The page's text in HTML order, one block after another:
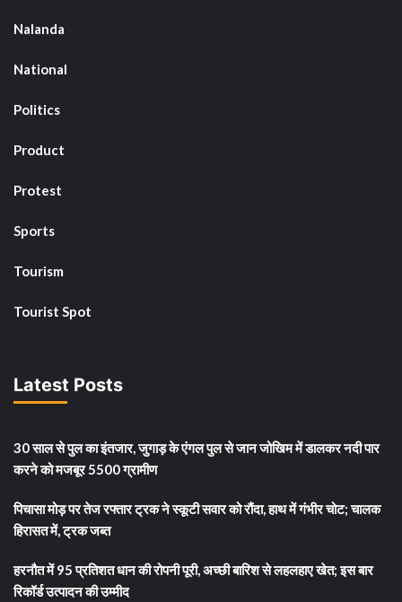
Nalanda
National
Politics
Product
Protest
Sports
Tourism
Tourist Spot
Latest Posts
30 साल से पुल का इंतजार, जुगाड़ के एंगल पुल से जान जोखिम में डालकर नदी पार
करने को मजबूर 5500 ग्रामीण
पिचासा मोड़ पर तेज रफ्तार ट्रक ने स्कूटी सवार को रौंदा, हाथ में गंभीर चोट; चालक
हिरासत में, ट्रक जब्त
हरनौत में 95 प्रतिशत धान की रोपनी पूरी, अच्छी बारिश से लहलहाए खेत; इस बार
रिकॉर्ड उत्पादन की उम्मीद